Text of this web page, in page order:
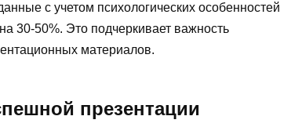
с учетом психологических особенностей
30-50%. Это подчеркивает важность
материалов.
презентации